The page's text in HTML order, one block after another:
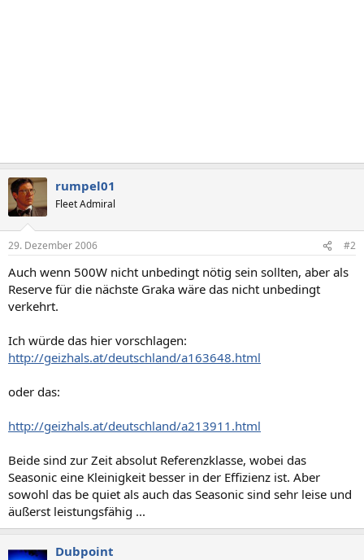
rumpel01
Fleet Admiral
29. Dezember 2006 #2
Auch wenn 500W nicht unbedingt nötig sein sollten, aber als
Reserve für die nächste Graka wäre das nicht unbedingt
verkehrt.
Ich würde das hier vorschlagen:
http://geizhals.at/deutschland/a163648.html
oder das:
http://geizhals.at/deutschland/a213911.html
Beide sind zur Zeit absolut Referenzklasse, wobei das
Seasonic eine Kleinigkeit besser in der Effizienz ist. Aber
sowohl das be quiet als auch das Seasonic sind sehr leise und
äußerst leistungsfähig ...
Dubpoint